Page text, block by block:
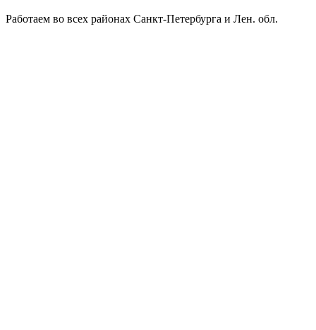
Работаем во всех районах Санкт-Петербурга и Лен. обл.